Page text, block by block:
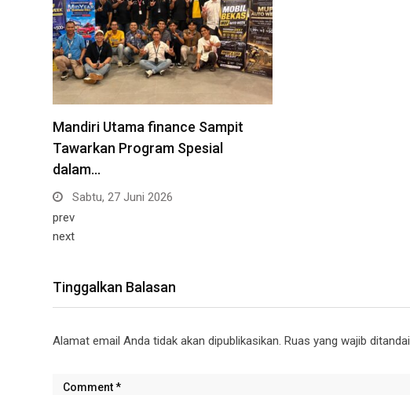
Mandiri Utama finance Sampit
Tawarkan Program Spesial
dalam…
Sabtu, 27 Juni 2026
prev
next
Tinggalkan Balasan
Alamat email Anda tidak akan dipublikasikan. Ruas yang wajib ditandai